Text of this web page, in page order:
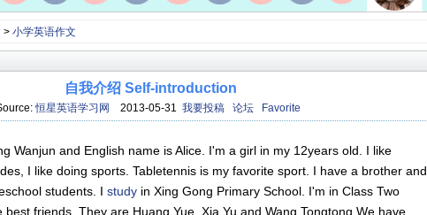
> 小学英语作文
自我介绍 Self-introduction
恒星英语学习网 2013-05-31 我要投稿 论坛 Favorite
Wanjun and English name is Alice. I'm a girl in my 12years old. I like
I like doing sports. Tabletennis is my favorite sport. I have a brother and
students. I study in Xing Gong Primary School. I'm in Class Two
friends. They are Huang Yue, Xia Yu and Wang Tongtong.We have